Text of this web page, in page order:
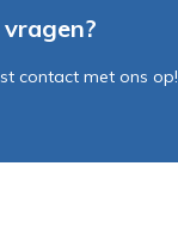
contact met ons op!